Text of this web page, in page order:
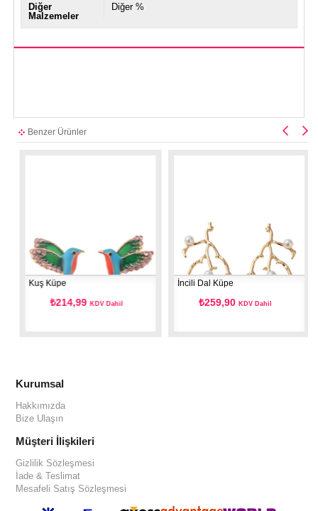
Diğer
Malzemeler
Diğer %
Benzer Ürünler
Kuş Küpe
₺214,99 KDV Dahil
İncili Dal Küpe
₺259,90 KDV Dahil
Kurumsal
Hakkımızda
Bize Ulaşın
Müşteri İlişkileri
Gizlilik Sözleşmesi
İade & Teslimat
Mesafeli Satış Sözleşmesi